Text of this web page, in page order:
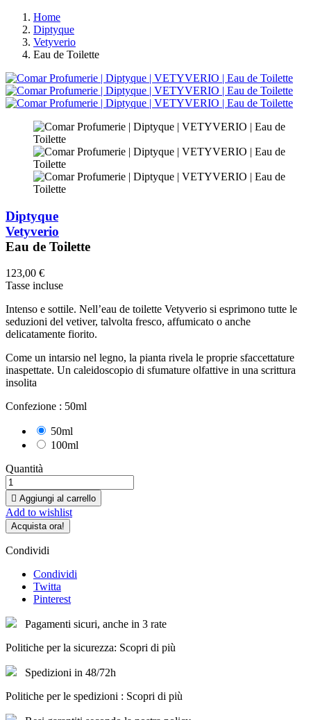
Home
Diptyque
Vetyverio
Eau de Toilette
Diptyque
Vetyverio
Eau de Toilette
123,00 €
Tasse incluse
Intenso e sottile. Nell’eau de toilette Vetyverio si esprimono tutte le
seduzioni del vetiver, talvolta fresco, affumicato o anche
delicatamente fiorito.
Come un intarsio nel legno, la pianta rivela le proprie sfaccettature
inaspettate. Un caleidoscopio di sfumature olfattive in una scrittura
insolita
Confezione : 50ml
50ml
100ml
Quantità
 Aggiungi al carrello
Add to wishlist
Acquista ora!
Condividi
Condividi
Twitta
Pinterest
Pagamenti sicuri, anche in 3 rate
Politiche per la sicurezza: Scopri di più
Spedizioni in 48/72h
Politiche per le spedizioni : Scopri di più